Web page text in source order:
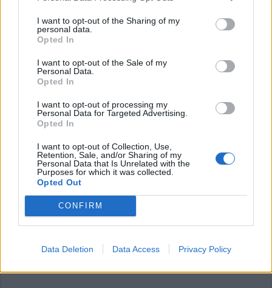
I want to opt-out of the Sharing of my
personal data.
Opted In
I want to opt-out of the Sale of my
Personal Data.
Opted In
I want to opt-out of processing my
Personal Data for Targeted Advertising.
Opted In
I want to opt-out of Collection, Use,
Retention, Sale, and/or Sharing of my
Personal Data that Is Unrelated with the
Purposes for which it was collected.
Opted Out
CONFIRM
Data Deletion Data Access Privacy Policy
ADV
Commenti
Accedioregistratiper commentare questo
articolo.
L'email è richiesta ma non verrà mostrata ai visitatori. Il contenuto di questo
commento esprime il pensiero dell'autore e non rappresenta la linea editoriale
commenti non sono testi giornalistici, ma post inviati dai singoli lettori che
possono essere automaticamente pubblicati senza filtro preventivo. I commenti
che includano uno o più link a siti esterni verranno rimossi in automatico dal